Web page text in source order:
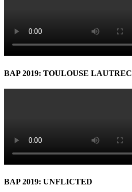
BAP 2019: TOULOUSE LAUTREC
BAP 2019: UNFLICTED